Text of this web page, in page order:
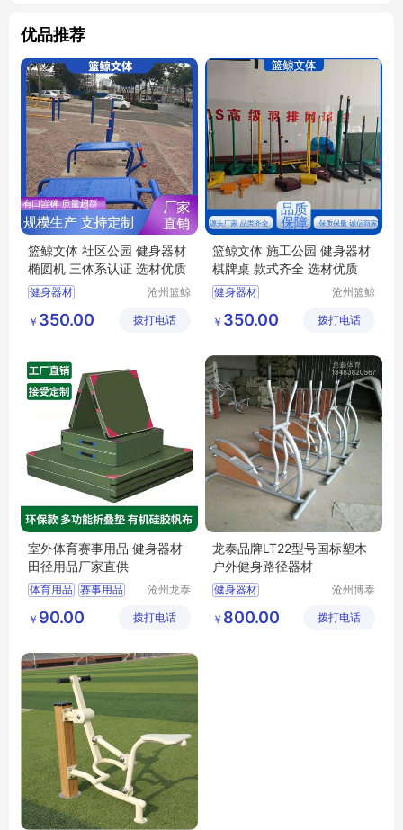
优品推荐
篮鲸文体 社区公园 健身器材
椭圆机 三体系认证 选材优质
健身器材
运动器材厂 椭圆机
沧州篮鲸
设备厂
￥ 350.00 拨打电话
篮鲸文体 施工公园 健身器材
棋牌桌 款式齐全 选材优质
健身器材
组合运动器材
健骑机
沧州篮鲸
设备厂
￥ 350.00 拨打电话
室外体育赛事用品 健身器材
田径用品厂家直供
体育用品 赛事用品
垫子作用
沧州龙泰
有限公司
￥ 90.00 拨打电话
龙泰品牌LT22型号国标塑木
户外健身路径器材
健身器材
沧州博泰
有限公司
￥ 800.00 拨打电话